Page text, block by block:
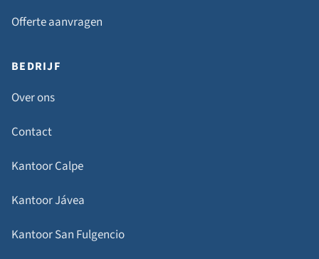
Offerte aanvragen
BEDRIJF
Over ons
Contact
Kantoor Calpe
Kantoor Jávea
Kantoor San Fulgencio